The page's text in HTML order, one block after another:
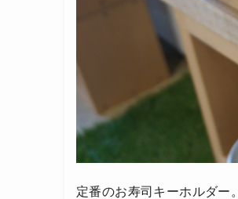
定番のお寿司キーホルダー。